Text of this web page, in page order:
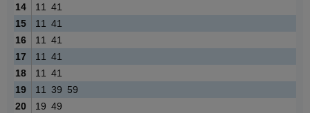
14
11 41
15
11 41
16
11 41
17
11 41
18
11 41
19
11 39 59
20
19 49